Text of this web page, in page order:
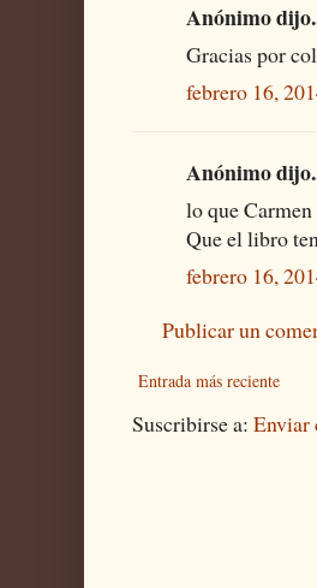
Anónimo
Gracias por
febrero 16,
Anónimo
lo que
Que el libro
febrero 16,
Publicar un
Entrada más reciente
Suscribirse a: Enviar